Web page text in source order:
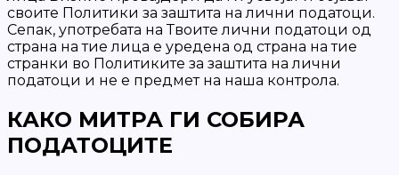
своите Политики за заштита на лични податоци.
Сепак, употребата на Твоите лични податоци од
страна на тие лица е уредена од страна на тие
странки во Политиките за заштита на лични
податоци и не е предмет на наша контрола.
КАКО МИТРА ГИ СОБИРА
ПОДАТОЦИТЕ